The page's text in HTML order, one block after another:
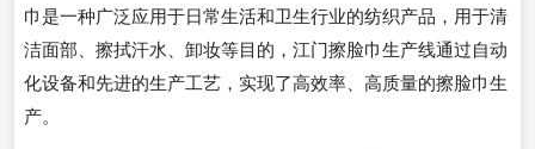
巾是一种广泛应用于日常生活和卫生行业的纺织产品，用于清
洁面部、擦拭汗水、卸妆等目的，江门擦脸巾生产线通过自动
化设备和先进的生产工艺，实现了高效率、高质量的擦脸巾生
产。